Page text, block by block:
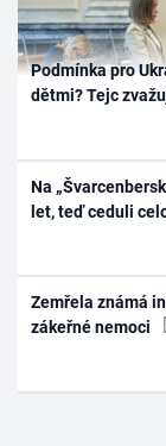
Podmínka pro
dětmi? Tejc
Na
let, teď ceduli
Zemřela známá
zákeřné nemoci